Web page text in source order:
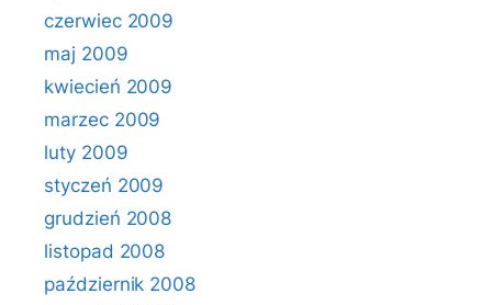
czerwiec 2009
maj 2009
kwiecień 2009
marzec 2009
luty 2009
styczeń 2009
grudzień 2008
listopad 2008
październik 2008